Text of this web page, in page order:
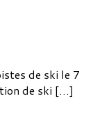
de ski le 7
de ski […]